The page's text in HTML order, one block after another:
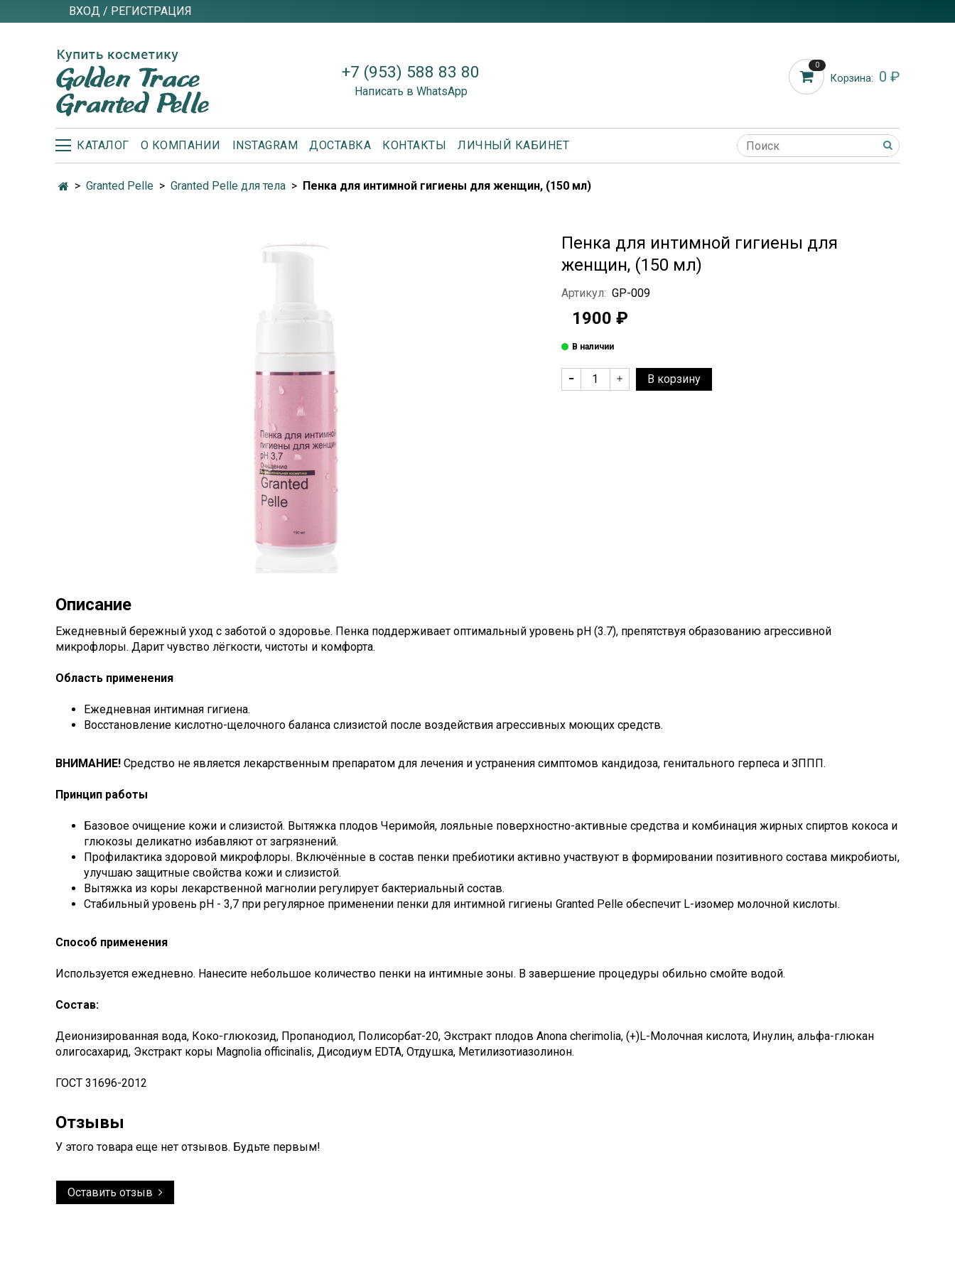
ВХОД / РЕГИСТРАЦИЯ
+7 (953) 588 83 80
Написать в WhatsApp
0
Корзина: 0 ₽
КАТАЛОГ О КОМПАНИИ INSTAGRAM ДОСТАВКА КОНТАКТЫ ЛИЧНЫЙ КАБИНЕТ
Granted Pelle Granted Pelle для тела Пенка для интимной гигиены для женщин, (150 мл)
Пенка для интимной гигиены для
женщин, (150 мл)
Артикул: GP-009
1900 ₽
В корзину
Перейти в корзину
Описание
Ежедневный бережный уход с заботой о здоровье. Пенка поддерживает оптимальный уровень рН (3.7), препятствуя образованию агрессивной
микрофлоры. Дарит чувство лёгкости, чистоты и комфорта.
Область применения
Ежедневная интимная гигиена.
Восстановление кислотно-щелочного баланса слизистой после воздействия агрессивных моющих средств.
ВНИМАНИЕ! Средство не является лекарственным препаратом для лечения и устранения симптомов кандидоза, генитального герпеса и ЗППП.
Принцип работы
Базовое очищение кожи и слизистой. Вытяжка плодов Черимойя, лояльные поверхностно-активные средства и комбинация жирных спиртов кокоса и
глюкозы деликатно избавляют от загрязнений.
Профилактика здоровой микрофлоры. Включённые в состав пенки пребиотики активно участвуют в формировании позитивного состава микробиоты,
улучшаю защитные свойства кожи и слизистой.
Вытяжка из коры лекарственной магнолии регулирует бактериальный состав.
Стабильный уровень рН - 3,7 при регулярное применении пенки для интимной гигиены Granted Pelle обеспечит L-изомер молочной кислоты.
Способ применения
Используется ежедневно. Нанесите небольшое количество пенки на интимные зоны. В завершение процедуры обильно смойте водой.
Состав:
Деионизированная вода, Коко-глюкозид, Пропанодиол, Полисорбат-20, Экстракт плодов Anona cherimolia, (+)L-Молочная кислота, Инулин, альфа-глюкан
олигосахарид, Экстракт коры Magnolia officinalis, Дисодиум EDTA, Отдушка, Метилизотиазолинон.
ГОСТ 31696-2012
Отзывы
У этого товара еще нет отзывов. Будьте первым!
Оставить отзыв